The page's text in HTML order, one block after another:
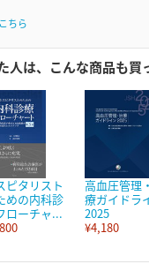
こちら
人は、こんな商品も買
ピタリスト
めの内科診
ローチャ...
高血圧管理
療ガイドラ
2025
¥4,180